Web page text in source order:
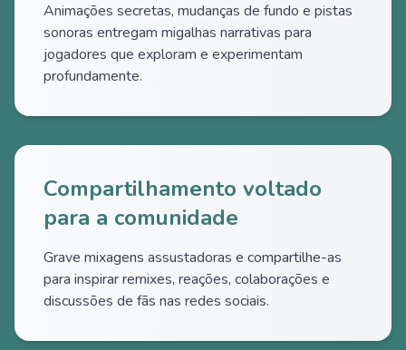
Animações secretas, mudanças de fundo e pistas
sonoras entregam migalhas narrativas para
jogadores que exploram e experimentam
profundamente.
Compartilhamento voltado
para a comunidade
Grave mixagens assustadoras e compartilhe-as
para inspirar remixes, reações, colaborações e
discussões de fãs nas redes sociais.